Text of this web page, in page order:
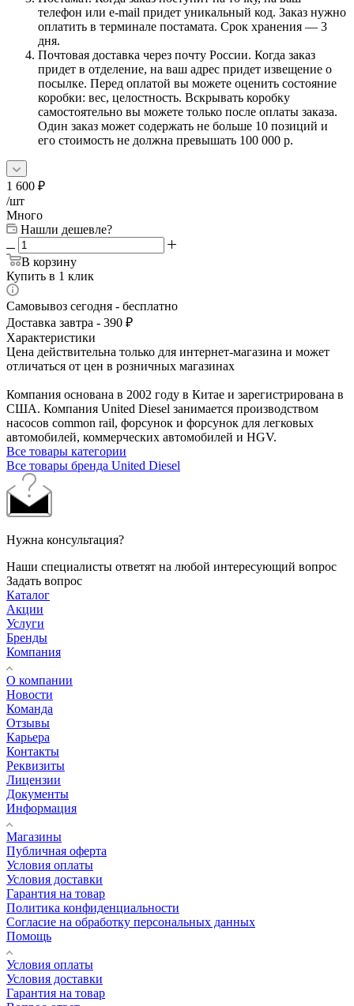
телефон или e-mail придет уникальный код. Заказ нужно
оплатить в терминале постамата. Срок хранения — 3
дня.
Почтовая доставка через почту России. Когда заказ
придет в отделение, на ваш адрес придет извещение о
посылке. Перед оплатой вы можете оценить состояние
коробки: вес, целостность. Вскрывать коробку
самостоятельно вы можете только после оплаты заказа.
Один заказ может содержать не больше 10 позиций и
его стоимость не должна превышать 100 000 р.
1 600 ₽
/шт
Много
Нашли дешевле?
В корзину
Купить в 1 клик
Самовывоз сегодня - бесплатно
Доставка завтра - 390 ₽
Характеристики
Цена действительна только для интернет-магазина и может
отличаться от цен в розничных магазинах
Компания основана в 2002 году в Китае и зарегистрирована в
США. Компания United Diesel занимается производством
насосов common rail, форсунок и форсунок для легковых
автомобилей, коммерческих автомобилей и HGV.
Все товары категории
Все товары бренда United Diesel
Нужна консультация?
Наши специалисты ответят на любой интересующий вопрос
Задать вопрос
Каталог
Акции
Услуги
Бренды
Компания
О компании
Новости
Команда
Отзывы
Карьера
Контакты
Реквизиты
Лицензии
Документы
Информация
Магазины
Публичная оферта
Условия оплаты
Условия доставки
Гарантия на товар
Политика конфиденциальности
Согласие на обработку персональных данных
Помощь
Условия оплаты
Условия доставки
Гарантия на товар